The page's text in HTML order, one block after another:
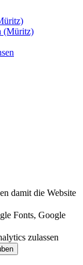
(Müritz)
damit die Website
Fonts, Google
zulassen